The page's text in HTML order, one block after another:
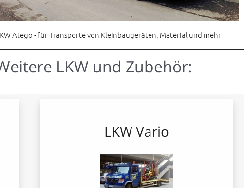
Atego - für Transporte von Kleinbaugeräten, Material und mehr
LKW und Zubehör:
LKW Vario